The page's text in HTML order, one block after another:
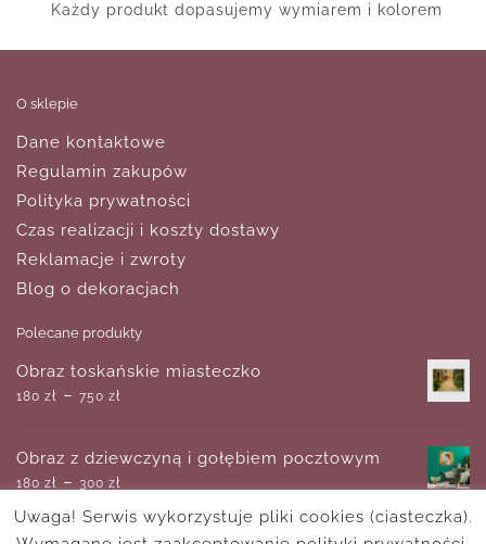
Każdy produkt dopasujemy wymiarem i kolorem
O sklepie
Dane kontaktowe
Regulamin zakupów
Polityka prywatności
Czas realizacji i koszty dostawy
Reklamacje i zwroty
Blog o dekoracjach
Polecane produkty
Obraz toskańskie miasteczko
180 zł – 750 zł
Obraz z dziewczyną i gołębiem pocztowym
180 zł – 300 zł
Uwaga! Serwis wykorzystuje pliki cookies (ciasteczka).